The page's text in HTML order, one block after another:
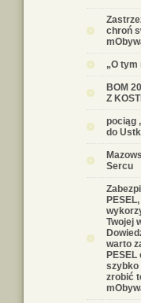
chroń
„O tym
BOM
Z
pociąg
do
Sercu
Twojej
warto
PESEL
szybko
zrobić